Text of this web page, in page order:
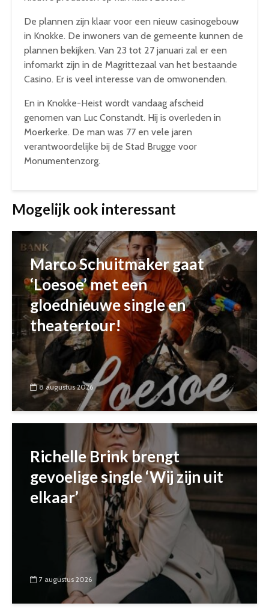
De plannen zijn klaar voor een nieuw casinogebouw
in Knokke. De inwoners van de gemeente kunnen de
plannen bekijken. Van 23 tot 27 januari zal er een
infomarkt zijn in de Magrittezaal van het bestaande
Casino. Er is veel interesse van de omwonenden.
En in Knokke-Heist wordt vandaag afscheid
genomen van Luc Constandt. Hij is overleden in
Moerkerke. De man was 77 en vele jaren
verantwoordelijke bij de Stad Brugge voor
Monumentenzorg.
Mogelijk ook interessant
Marco Schuitmaker gaat
‘Loesoe’ met een
gloednieuwe single en
theatertour!
8 augustus 2026
Richelle Brink brengt
gevoelige single ‘Wij zijn uit
elkaar’
7 augustus 2026